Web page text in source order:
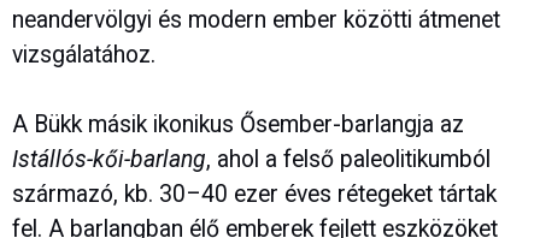
neandervölgyi és modern ember közötti átmenet
vizsgálatához.
A Bükk másik ikonikus Ősember-barlangja az
Istállós-kői-barlang, ahol a felső paleolitikumból
származó, kb. 30–40 ezer éves rétegeket tártak
fel. A barlangban élő emberek fejlett eszközöket